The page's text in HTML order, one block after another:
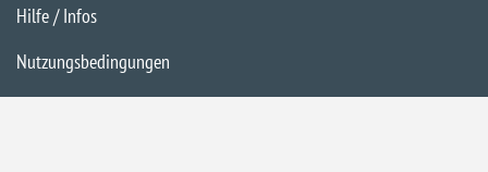
Hilfe / Infos
Nutzungsbedingungen